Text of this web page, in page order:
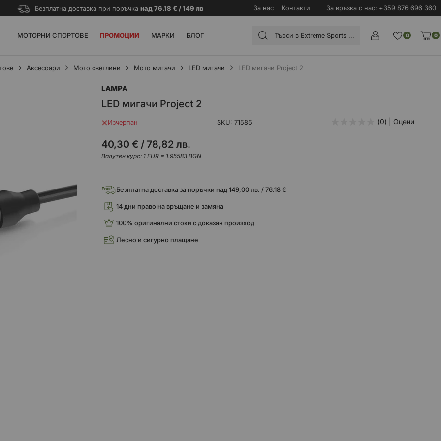
Безплатна доставка при поръчка над 76.18 € / 149 лв За нас Контакти За връзка с нас: +359 876 696 360
МОТОРНИ СПОРТОВЕ ПРОМОЦИИ МАРКИ БЛОГ 0
0
Аксесоари Мото светлини Мото мигачи LED мигачи LED мигачи Project 2
LED мигачи Project 2
LAMPA
Изчерпан SKU 71585 (0) | Оцени
40,30 € /78,82 лв.
Валутен курс: 1 EUR = 1.95583 BGN
Безплатна доставка за поръчки над 149,00 лв. / 76.18 €
14 дни право на връщане и замяна
100% оригинални стоки с доказан произход
Лесно и сигурно плащане